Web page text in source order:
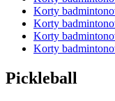
Korty
Korty
Korty
Korty
Pickleball